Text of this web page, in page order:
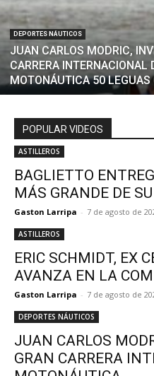
DEPORTES NÁUTICOS
JUAN CARLOS MODRIC,
CARRERA INTERNACIONAL
MOTONÁUTICA 50 LEGUAS
POPULAR VIDEOS
ASTILLEROS
BAGLIETTO
MÁS GRANDE DE
Gaston Larripa - 7 de agosto de
ASTILLEROS
ERIC SCHMIDT, EX
AVANZA EN LA
Gaston Larripa - 7 de agosto de
DEPORTES NÁUTICOS
JUAN CARLOS
GRAN CARRERA